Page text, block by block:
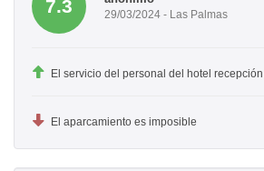
7.3 29/03/2024 - Las Palmas
El servicio del personal del hotel
El aparcamiento es imposible